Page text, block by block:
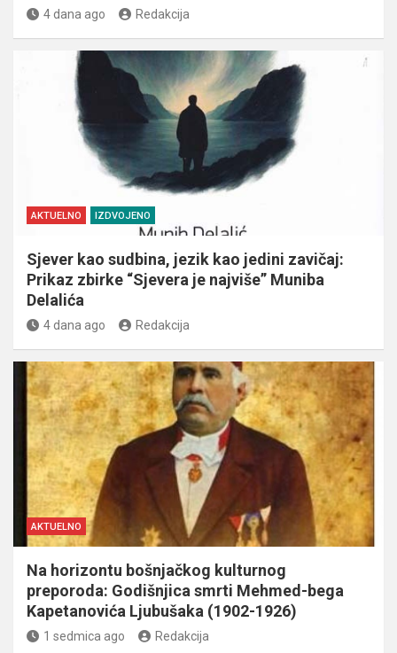
4 dana ago Redakcija
AKTUELNO IZDVOJENO
Sjever kao sudbina, jezik kao jedini zavičaj:
Prikaz zbirke “Sjevera je najviše” Muniba
Delalića
4 dana ago Redakcija
AKTUELNO
Na horizontu bošnjačkog kulturnog
preporoda: Godišnjica smrti Mehmed-bega
Kapetanovića Ljubušaka (1902-1926)
1 sedmica ago Redakcija